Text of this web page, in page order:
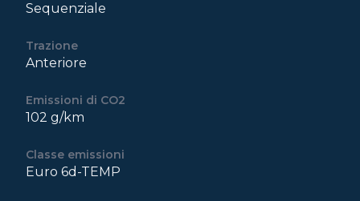
Sequenziale
Trazione
Anteriore
Emissioni di CO2
102 g/km
Classe emissioni
Euro 6d-TEMP